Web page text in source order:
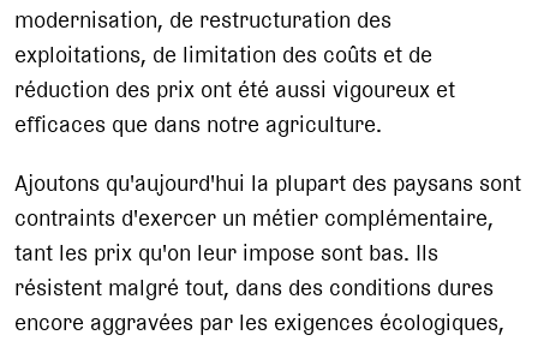
modernisation, de restructuration des
exploitations, de limitation des coûts et de
réduction des prix ont été aussi vigoureux et
efficaces que dans notre agriculture.
Ajoutons qu'aujourd'hui la plupart des paysans sont
contraints d'exercer un métier complémentaire,
tant les prix qu'on leur impose sont bas. Ils
résistent malgré tout, dans des conditions dures
encore aggravées par les exigences écologiques,